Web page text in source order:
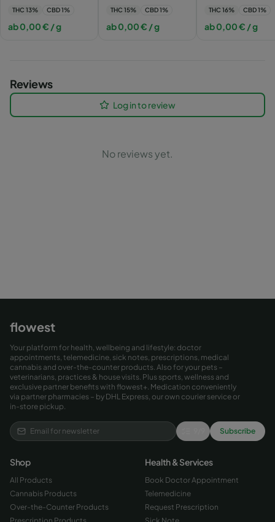
THC 13% CBD1%
ab0,00€ / g
THC 15% CBD1%
ab0,00€ / g
THC 16% CBD1%
ab0,00€ / g
Reviews
Log in to review
No reviews yet.
flowest
Your platform for health, wellbeing and lifestyle: doctor
appointments, telemedicine, sick notes, prescriptions, medical
cannabis and over-the-counter products. Also for your pets –
veterinarians, practices & house visits. Plus sports, wellness and
exclusive partner benefits with flowest+. Medication conveniently
via partner pharmacies – by DHL Express, our own courier service or
in-store pickup.
Subscribe
Shop
All Products
Cannabis Products
Over-the-Counter Products
Health & Services
Book Doctor Appointment
Telemedicine
Request Prescription